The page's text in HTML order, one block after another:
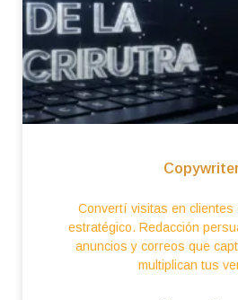
Convertí visitas en clientes
estratégico. Redacción
anuncios y correos que
multiplican tus